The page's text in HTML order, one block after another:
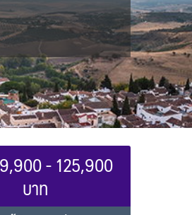
- 125,900
บาท